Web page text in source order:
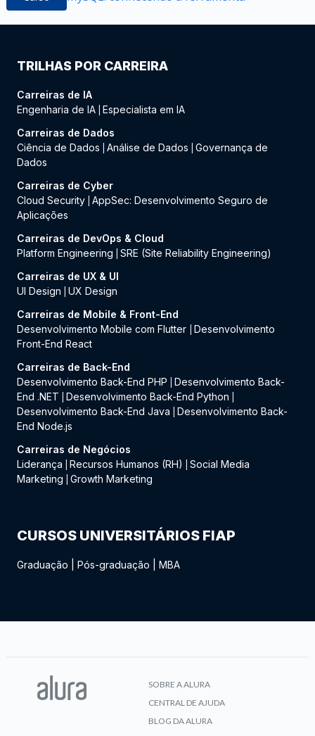
TRILHAS POR CARREIRA
Carreiras de IA
Engenharia de IA Especialista em IA
Carreiras de Dados
Ciência de Dados
Análise de Dados
Governança de
Dados
Carreiras de Cyber
Cloud Security AppSec: Desenvolvimento Seguro de
Aplicações
Carreiras de DevOps & Cloud
Platform Engineering
SRE (Site Reliability Engineering)
Carreiras de UX & UI
UI Design
UX Design
Carreiras de Mobile & Front-End
Desenvolvimento Mobile com Flutter
Desenvolvimento
Front-End React
Carreiras de Back-End
Desenvolvimento Back-End PHP
Desenvolvimento Back-
End .NET
Desenvolvimento Back-End Python
Desenvolvimento Back-End Java
Desenvolvimento Back-
End Node.js
Carreiras de Negócios
Liderança
Recursos Humanos (RH)
Social Media
Marketing
Growth Marketing
CURSOS UNIVERSITÁRIOS FIAP
Graduação Pós-graduação MBA
SOBRE A ALURA
CENTRAL DE AJUDA
BLOG DA ALURA